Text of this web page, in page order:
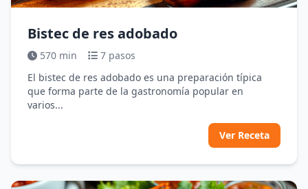
Bistec de res adobado
570 min
7 pasos
El bistec de res adobado es una preparación típica
que forma parte de la gastronomía popular en
varios...
Ver Receta